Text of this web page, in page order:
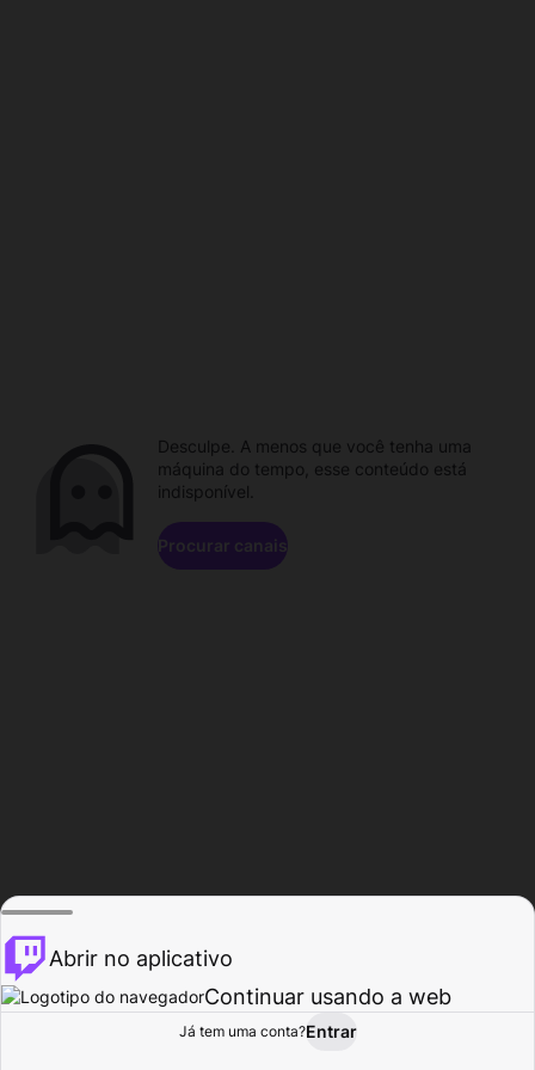
Procurar Atividade
Desculpe. A menos que você tenha uma
máquina do tempo, esse conteúdo está
indisponível.
Procurar canais
Abrir no aplicativo
Continuar usando a web
Já tem uma conta?Entrar